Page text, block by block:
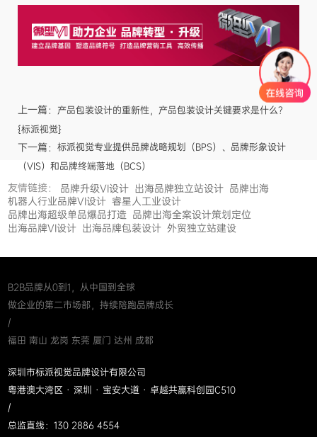
上一篇： 产品包装设计的重新性，产品包装设计关键要求是什么？
{标派视觉}
下一篇： 标派视觉专业提供品牌战略规划（BPS）、品牌形象设计
（VIS）和品牌终端落地（BCS）
友情链接： 品牌升级VI设计 出海品牌独立站设计 品牌出海
机器人行业品牌VI设计 睿星人工业设计
品牌出海超级单品爆品打造 品牌出海全案设计策划定位
出海品牌VI设计 出海品牌包装设计 外贸独立站建设
B2B品牌从0到1，从中国到全球
做企业的第二市场部，持续陪跑品牌成长
/
福田 南山 龙岗 东莞 厦门 达州 成都
深圳市标派视觉品牌设计有限公司
粤港澳大湾区 · 深圳 · 宝安大道 · 卓越共赢科创园C510
/
总监直线：130 2886 4554